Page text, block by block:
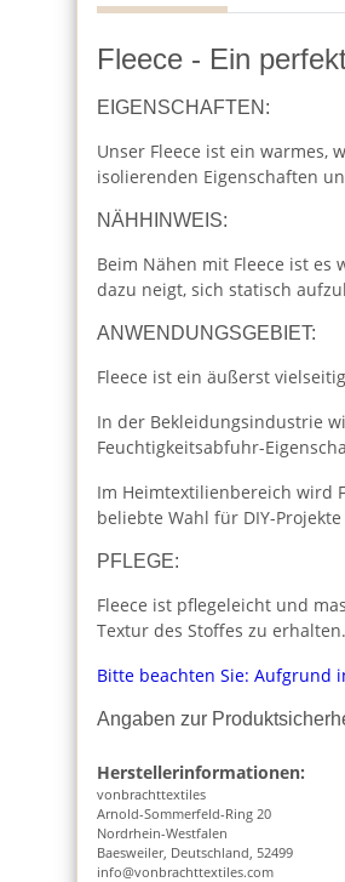
Fleece - Ein
EIGENSCHAFTEN:
Unser Fleece ist ein warmes,
isolierenden Eigenschaften
NÄHHINWEIS:
Beim Nähen mit Fleece ist es
dazu neigt, sich statisch
ANWENDUNGSGEBIET:
Fleece ist ein äußerst
In der Bekleidungsindustrie
Feuchtigkeitsabfuhr-
Im Heimtextilienbereich wird
beliebte Wahl für DIY-
PFLEGE:
Fleece ist pflegeleicht und
Textur des Stoffes zu
Bitte beachten Sie: Aufgrund
Angaben zur
Herstellerinformationen:
vonbrachttextiles
Arnold-Sommerfeld-Ring 20
Nordrhein-Westfalen
Baesweiler, Deutschland, 52499
info@vonbrachttextiles.com